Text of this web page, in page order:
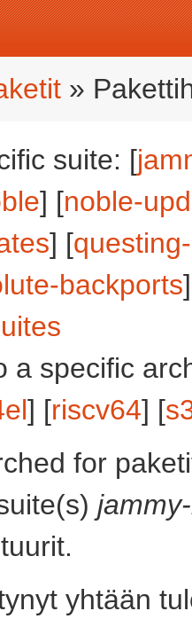
»
suite: [
] [noble-
] [
backports
a specific
] [riscv64] [
for
yhtään